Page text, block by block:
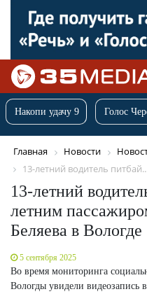
Накопи удачу 9 Голос
Главная Новости
13-летний водитель
13-летний
летним
Беляева в Вологде
5 сентября 2025
Во время мониторинга
Вологды увидели видеозапись